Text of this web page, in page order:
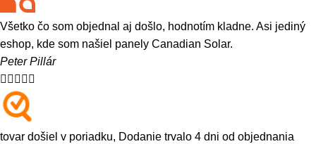
Všetko čo som objednal aj došlo, hodnotím kladne. Asi jediný
eshop, kde som našiel panely Canadian Solar.
Peter Pillár
    
tovar došiel v poriadku, Dodanie trvalo 4 dni od objednania